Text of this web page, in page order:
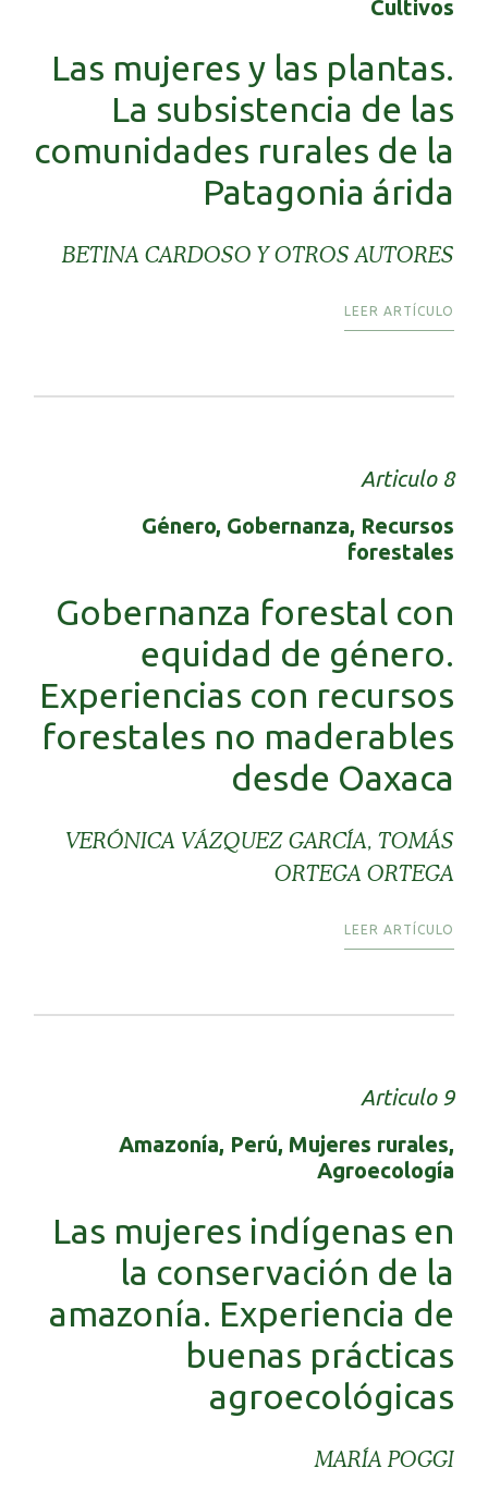
Cultivos
Las mujeres y las plantas.
La subsistencia de las
comunidades rurales de la
Patagonia árida
BETINA CARDOSO Y OTROS AUTORES
LEER ARTÍCULO
Articulo 8
Género, Gobernanza, Recursos
forestales
Gobernanza forestal con
equidad de género.
Experiencias con recursos
forestales no maderables
desde Oaxaca
VERÓNICA VÁZQUEZ GARCÍA, TOMÁS
ORTEGA ORTEGA
LEER ARTÍCULO
Articulo 9
Amazonía, Perú, Mujeres rurales,
Agroecología
Las mujeres indígenas en
la conservación de la
amazonía. Experiencia de
buenas prácticas
agroecológicas
MARÍA POGGI